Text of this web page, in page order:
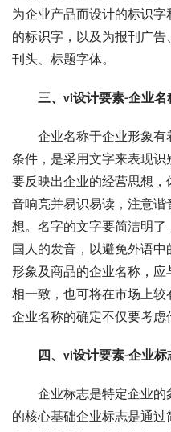
为企业产品而设计的标识
的标识字，以及为报刊广
刊头、标题字体。
三、vi设计要素-企业名
企业名称于企业形象有
条件，是采用文字来表现
要反映出企业的经营思想
音响亮并易识易读，注意
想。名字的文字要简洁明
国人的发音，以避免外语
形象及商品的企业名称，
相一致，也可将在市场上较
企业名称的确定不仅要考虑
四、vi设计要素-企业标
企业标志是特定企业的
的核心基础企业标志是通